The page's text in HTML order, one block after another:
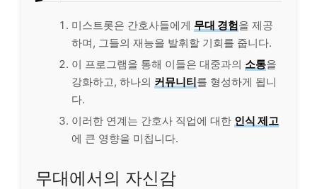
미스트롯은 간호사들에게 무대 경험을 제공
하며, 그들의 재능을 발휘할 기회를 줍니다.
이 프로그램을 통해 이들은 대중과의 소통을
강화하고, 하나의 커뮤니티를 형성하게 됩니
다.
이러한 연계는 간호사 직업에 대한 인식 제고
에 큰 영향을 미칩니다.
무대에서의 자신감